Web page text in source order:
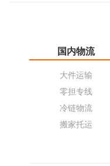
国内物流
大件运输
零担专线
冷链物流
搬家托运